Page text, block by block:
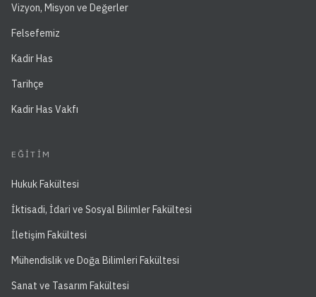
Vizyon, Misyon ve Değerler
Felsefemiz
Kadir Has
Tarihçe
Kadir Has Vakfı
EĞITIM
Hukuk Fakültesi
İktisadi, İdari ve Sosyal Bilimler Fakültesi
İletişim Fakültesi
Mühendislik ve Doğa Bilimleri Fakültesi
Sanat ve Tasarım Fakültesi